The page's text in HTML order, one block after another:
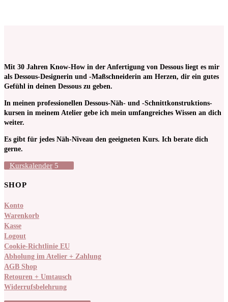
Mit 30 Jahren Know-How in der Anfertigung von Dessous liegt es mir
als Dessous-Designerin und -Maßschneiderin am Herzen, dir ein gutes
Gefühl in deinen Dessous zu geben.
In meinen pro­fessionellen Dessous-Näh- und -Schnitt­kon­struktions­
kursen in meinem Atelier gebe ich mein umfangreiches Wissen an dich
weiter.
Es gibt für jedes Näh-Niveau den geeigneten Kurs. Ich berate dich
gerne.
Kurskalender
SHOP
Konto
Warenkorb
Kasse
Logout
Cookie-Richtlinie EU
Abholung im Atelier + Zahlung
AGB Shop
Retouren + Umtausch
Widerrufsbelehrung